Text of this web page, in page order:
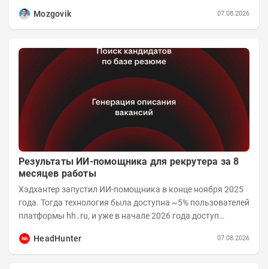
Mozgovik
07.08.2026
Результаты ИИ-помощника для рекрутера за 8
месяцев работы
Хэдхантер запустил ИИ-помощника в конце ноября 2025
года. Тогда технология была доступна ~5% пользователей
платформы hh․ru, и уже в начале 2026 года доступ
HeadHunter
07.08.2026